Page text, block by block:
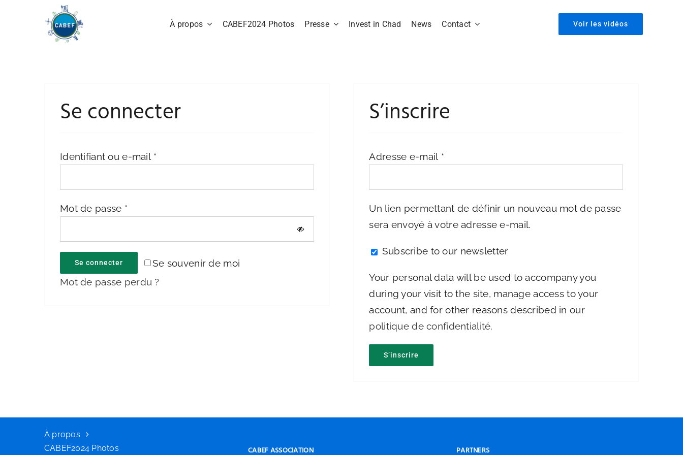
À propos CABEF2024 Photos Presse Invest in Chad News Contact Voir les vidéos
Se connecter
Identifiant ou e-mail *
Mot de passe *
Se souvenir de moi
Se connecter
Mot de passe perdu ?
S’inscrire
Adresse e-mail *Obligatoire
Un lien permettant de définir un nouveau mot de passe
sera envoyé à votre adresse e-mail.
Subscribe to our newsletter
Your personal data will be used to accompany you
during your visit to the site, manage access to your
account, and for other reasons described in our
politique de confidentialité.
S’inscrire
À propos
CABEF2024 Photos
CABEF ASSOCIATION PARTNERS